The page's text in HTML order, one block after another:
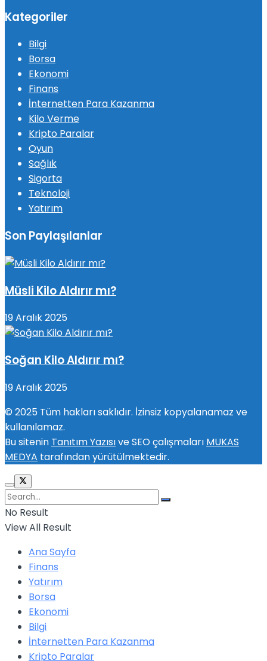
Kategoriler
Bilgi
Borsa
Ekonomi
Finans
İnternetten Para Kazanma
Kilo Verme
Kripto Paralar
Oyun
Sağlık
Sigorta
Teknoloji
Yatırım
Son Paylaşılanlar
Müsli Kilo Aldırır mı?
19 Aralık 2025
Soğan Kilo Aldırır mı?
19 Aralık 2025
© 2025 Tüm hakları saklıdır. İzinsiz kopyalanamaz ve
kullanılamaz.
Bu sitenin Tanıtım Yazısıve SEO çalışmaları MUKAS
MEDYA tarafından yürütülmektedir.
No Result
View All Result
Ana Sayfa
Finans
Yatırım
Borsa
Ekonomi
Bilgi
İnternetten Para Kazanma
Kripto Paralar